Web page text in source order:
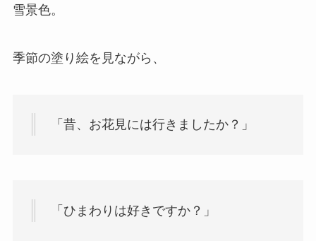
雪景色。
季節の塗り絵を見ながら、
「昔、お花見には行きましたか？」
「ひまわりは好きですか？」